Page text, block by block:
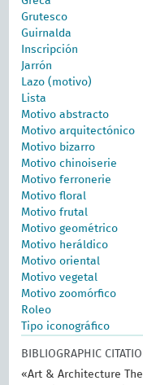
Grutesco
Guirnalda
Inscripción
Jarrón
Lazo (motivo)
Lista
Motivo abstracto
Motivo arquitectónico
Motivo bizarro
Motivo chinoiserie
Motivo ferronerie
Motivo floral
Motivo frutal
Motivo geométrico
Motivo heráldico
Motivo oriental
Motivo vegetal
Motivo zoomórfico
Roleo
Tipo iconográfico
BIBLIOGRAPHIC
«Art & Architecture